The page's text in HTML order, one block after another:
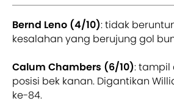
Bernd Leno (4/10): tidak
kesalahan yang berujung gol
Calum Chambers (6/10): tampil
posisi bek kanan. Digantikan
ke-84.